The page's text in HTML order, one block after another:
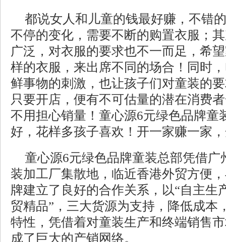
都说女人和儿童的钱最好赚，不错
不停的变化，需要不断的购置衣服；
广泛，对衣服的要求也不一而足，希
样的衣服，来出席不同的场合！同时
鲜事物的刺激，也让孩子们对童装的
只要开店，便有不可估量的潜在消费
不用担心销量！童心源6元绿色品牌童
好，花样多孩子喜欢！开一家赚一家
童心源6元绿色品牌童装总部凭借广
装加工厂集散地，临近香港外贸方便
牌建立了良好的合作关系，以“自主生
贸精品”，三大货源为支持，降低成本
特性，凭借着对童装生产和终端销售
成了巨大的产销网络。